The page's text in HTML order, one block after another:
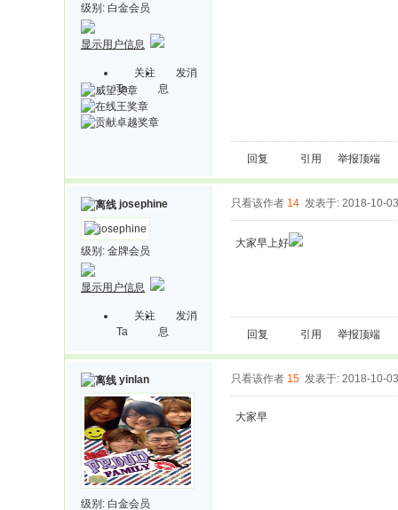
级别: 白金会员
显示用户信息
关注
Ta
发消
息
回复 引用 举报顶端
josephine
级别: 金牌会员
显示用户信息
关注
Ta
发消
息
只看该作者 14 发表于: 2018-10-03
大家早上好
回复 引用 举报顶端
yinlan
级别: 白金会员
只看该作者 15 发表于: 2018-10-03
大家早